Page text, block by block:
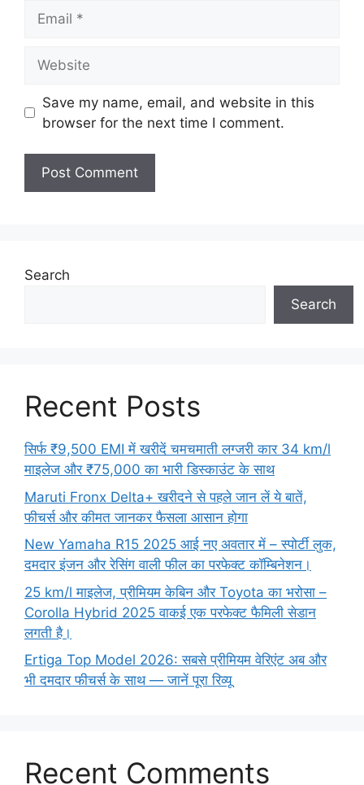
Save my name, email, and website in this
browser for the next time I comment.
Search
Search
Recent Posts
सिर्फ ₹9,500 EMI में खरीदें चमचमाती लग्जरी कार 34 km/l
माइलेज और ₹75,000 का भारी डिस्काउंट के साथ
Maruti Fronx Delta+ खरीदने से पहले जान लें ये बातें,
फीचर्स और कीमत जानकर फैसला आसान होगा
New Yamaha R15 2025 आई नए अवतार में – स्पोर्टी लुक,
दमदार इंजन और रेसिंग वाली फील का परफेक्ट कॉम्बिनेशन।
25 km/l माइलेज, प्रीमियम केबिन और Toyota का भरोसा –
Corolla Hybrid 2025 वाकई एक परफेक्ट फैमिली सेडान
लगती है।
Ertiga Top Model 2026: सबसे प्रीमियम वेरिएंट अब और
भी दमदार फीचर्स के साथ — जानें पूरा रिव्यू
Recent Comments